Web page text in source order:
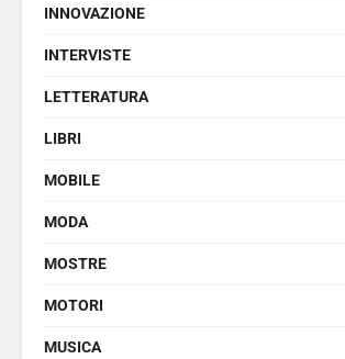
INNOVAZIONE
INTERVISTE
LETTERATURA
LIBRI
MOBILE
MODA
MOSTRE
MOTORI
MUSICA